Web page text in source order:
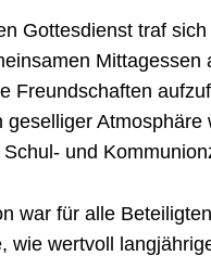
Gottesdienst traf
Freundschaften
geselliger
und
war für alle
wie wertvoll